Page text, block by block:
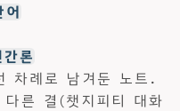
론
차례로 남겨둔 노트.
른 결(챗지피티 대화